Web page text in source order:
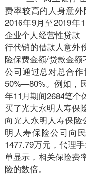
费率较高的人身意
2016年9月至2019年
企业个人经营性贷款
行代销的借款人意外
险保费金额/贷款金
公司通过总对总合
50%—80%。例如，
年11月期间2684笔个
买了光大永明人寿保
向光大永明人寿保险
明人寿保险公司向
1477.79万元，代理
单显示，相关保险费
险的数倍。